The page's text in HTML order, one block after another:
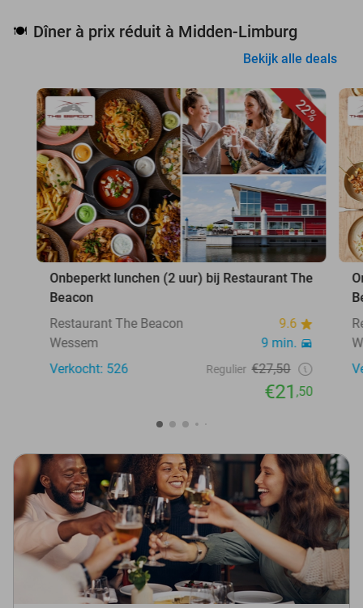
🍽️ Dîner à prix réduit à Midden-Limburg
Bekijk alle deals
22%
Onbeperkt lunchen (2 uur) bij Restaurant The
Beacon
Restaurant The Beacon
9.6
Wessem
9 min.
Verkocht: 526
Regulier €27,50
€21,50